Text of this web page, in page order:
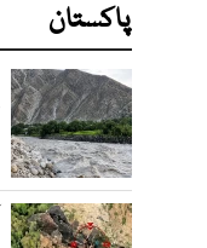
پاکستان